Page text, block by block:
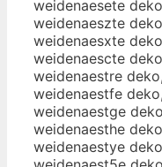
weidenaesete
weidenaeszte
weidenaesxte
weidenaescte
weidenaestre
weidenaestfe
weidenaestge
weidenaesthe
weidenaestye